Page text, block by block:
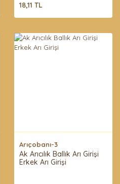
18,11 TL
Arıçobanı-3
Ak Arıcılık Ballık Arı Girişi
Erkek Arı Girişi